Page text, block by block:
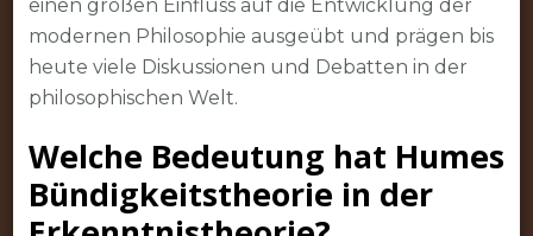
einen großen Einfluss auf die Entwicklung der
modernen Philosophie ausgeübt und prägen bis
heute viele Diskussionen und Debatten in der
philosophischen Welt.
Welche Bedeutung hat Humes
Bündigkeitstheorie in der